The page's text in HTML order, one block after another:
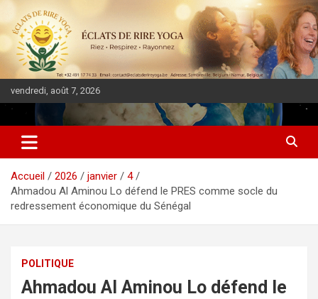
vendredi, août 7, 2026
DIASPORA PULSE
Accueil 2026 janvier
4
Ahmadou Al Aminou Lo défend le PRES comme socle du
redressement économique du Sénégal
POLITIQUE
Ahmadou Al Aminou Lo défend le